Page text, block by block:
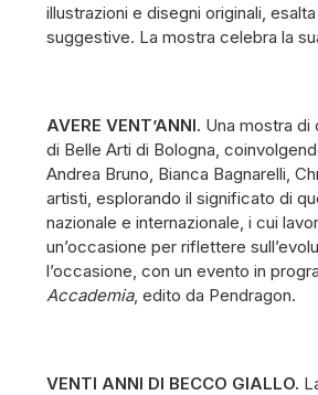
illustrazioni e disegni originali,
suggestive. La mostra celebra la
AVERE VENT’ANNI. Una mostra di
di Belle Arti di Bologna,
Andrea Bruno, Bianca Bagnarelli,
artisti, esplorando il significato di
nazionale e internazionale, i cui
un’occasione per riflettere
l’occasione, con un evento in
Accademia, edito da Pendragon.
VENTI ANNI DI BECCO GIALLO.